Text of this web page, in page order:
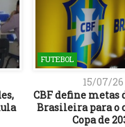
FUTEBOL
15/07/26
CBF define metas
Brasileira para o
Copa de